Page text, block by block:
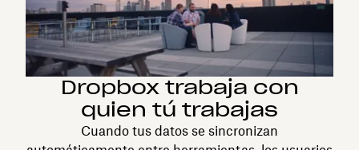
Dropbox trabaja con
quien tú trabajas
Cuando tus datos se sincronizan